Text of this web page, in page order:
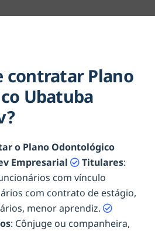
contratar Plano
Ubatuba
o Plano Odontológico
Empresarial
Titulares:
com vínculo
com contrato de estágio,
menor aprendiz.
: Cônjuge ou companheira,